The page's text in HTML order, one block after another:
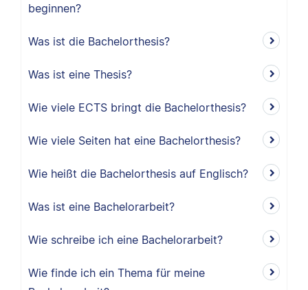
beginnen?
Was ist die Bachelorthesis?
Was ist eine Thesis?
Wie viele ECTS bringt die Bachelorthesis?
Wie viele Seiten hat eine Bachelorthesis?
Wie heißt die Bachelorthesis auf Englisch?
Was ist eine Bachelorarbeit?
Wie schreibe ich eine Bachelorarbeit?
Wie finde ich ein Thema für meine